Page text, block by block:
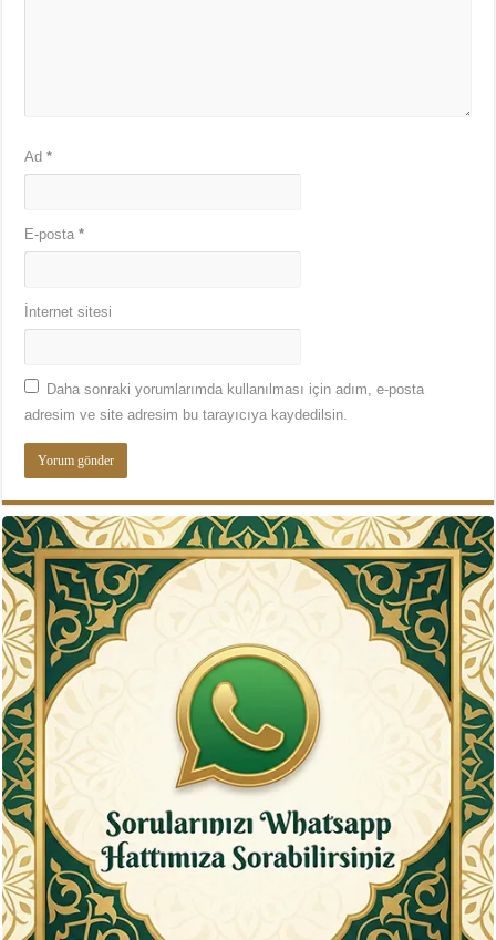
Ad*
E-posta*
İnternet sitesi
Daha sonraki yorumlarımda kullanılması için adım, e-posta
adresim ve site adresim bu tarayıcıya kaydedilsin.